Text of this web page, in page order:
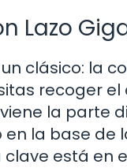
Lazo
clásico: la
recoger
la parte
la base de
clave está en